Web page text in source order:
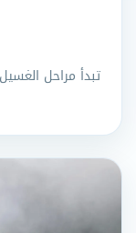
تبدأ مراحل